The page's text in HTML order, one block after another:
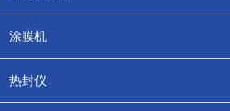
涂膜机
热封仪